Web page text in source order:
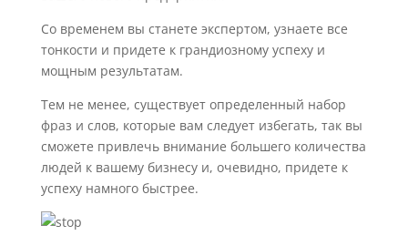
Со временем вы станете экспертом, узнаете все
тонкости и придете к грандиозному успеху и
мощным результатам.
Тем не менее, существует определенный набор
фраз и слов, которые вам следует избегать, так вы
сможете привлечь внимание большего количества
людей к вашему бизнесу и, очевидно, придете к
успеху намного быстрее.